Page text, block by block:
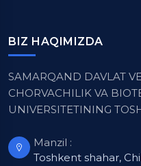
BIZ HAQIMIZDA
SAMARQAND DAVLAT
CHORVACHILIK VA
UNIVERSITETINING
Manzil :
Toshkent shahar,